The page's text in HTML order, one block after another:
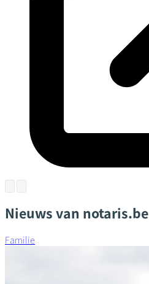
Nieuws van notaris.be
Familie